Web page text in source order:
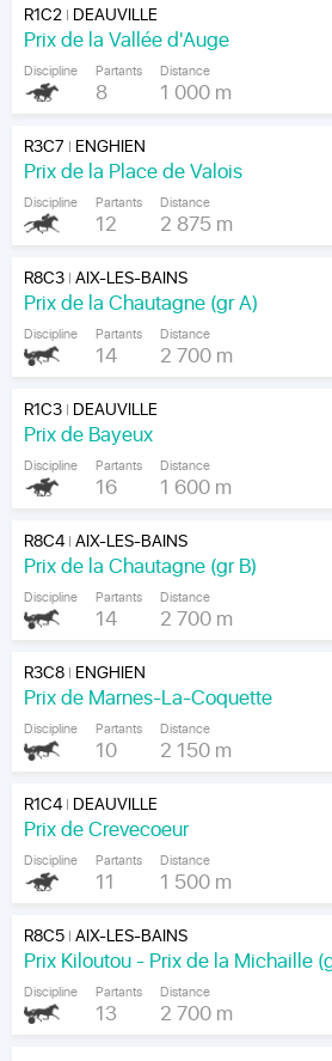
R1C2| DEAUVILLE
Prix de la Vallée d'Auge
Discipline Partants
8
Distance
1 000 m
R3C7 | ENGHIEN
Prix de la Place de Valois
Discipline Partants
12
Distance
2 875 m
R8C3|AIX-LES-BAINS
Prix de la Chautagne (gr A)
Discipline Partants
14
Distance
2 700 m
R1C3| DEAUVILLE
Prix de Bayeux
Discipline Partants
16
Distance
1 600 m
R8C4|AIX-LES-BAINS
Prix de la Chautagne (gr B)
Discipline Partants
14
Distance
2 700 m
R3C8| ENGHIEN
Prix de Marnes-La-Coquette
Discipline Partants
10
Distance
2 150 m
R1C4| DEAUVILLE
Prix de Crevecoeur
Discipline Partants
11
Distance
1 500 m
R8C5|AIX-LES-BAINS
Prix Kiloutou - Prix de la Michaille
Discipline Partants
13
Distance
2 700 m